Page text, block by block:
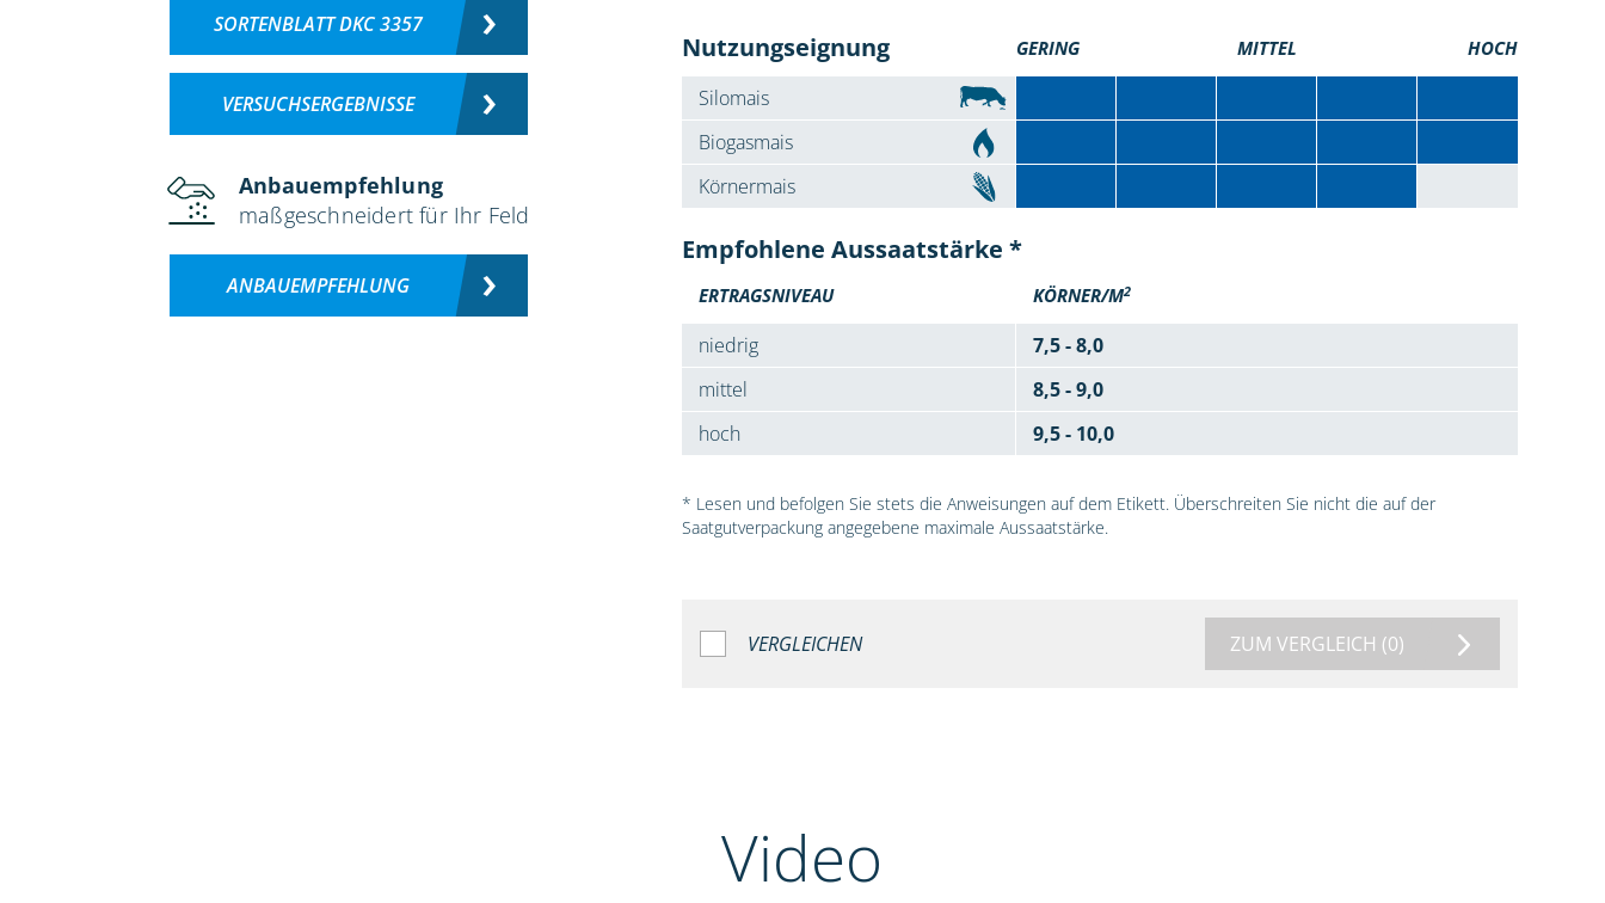
SORTENBLATT DKC 3357
VERSUCHSERGEBNISSE
Anbauempfehlung
maßgeschneidert für Ihr Feld
ANBAUEMPFEHLUNG
Nutzungseignung GERING MITTEL HOCH
Silomais
Biogasmais
Körnermais
Empfohlene Aussaatstärke *
ERTRAGSNIVEAU KÖRNER/M2
niedrig
7,5 - 8,0
mittel
8,5 - 9,0
hoch
9,5 - 10,0
* Lesen und befolgen Sie stets die Anweisungen auf dem Etikett. Überschreiten Sie nicht die auf der
Saatgutverpackung angegebene maximale Aussaatstärke.
VERGLEICHEN ZUM VERGLEICH (0)
Video